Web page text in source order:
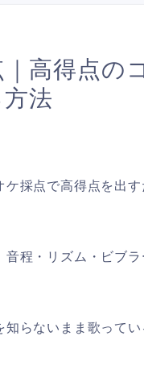
高得点の
法
ケ採点で高得点を出
音程・リズム・ビブ
知らないまま歌って